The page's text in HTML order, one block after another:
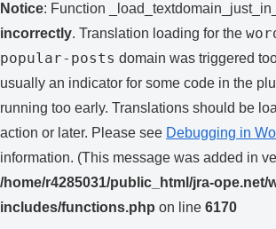
Notice: Function
incorrectly. Translation loading for the
popular-posts domain was triggered
usually an indicator for some code in the
running too early. Translations should be
action or later. Please see Debugging in
information. (This message was added in
/home/r4285031/public_html/jra-ope.net/
includes/functions.php on line 6170